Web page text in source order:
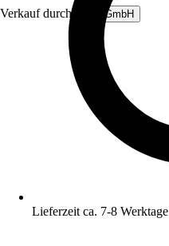
Verkauf durch: B&L GmbH
Lieferzeit ca. 7-8 Werktage